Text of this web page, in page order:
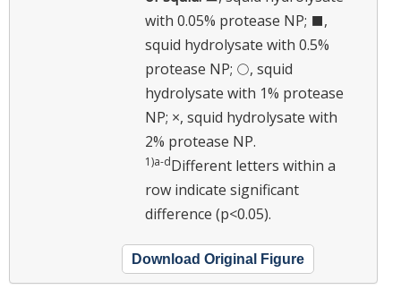
with 0.05% protease NP; ■,
squid hydrolysate with 0.5%
protease NP; ○, squid
hydrolysate with 1% protease
NP; ×, squid hydrolysate with
2% protease NP.
1)a-dDifferent letters within a
row indicate significant
difference (p<0.05).
Download Original Figure